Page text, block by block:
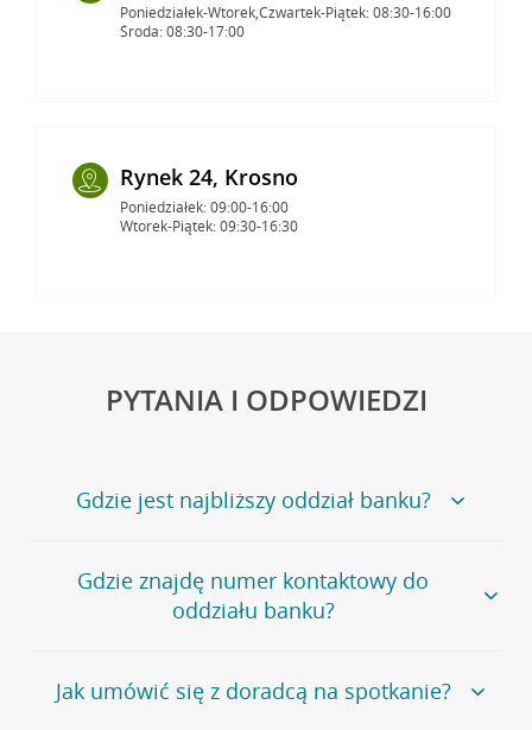
Poniedziałek-Wtorek,Czwartek-Piątek: 08:30-16:00
Środa: 08:30-17:00
Rynek 24, Krosno
Poniedziałek: 09:00-16:00
Wtorek-Piątek: 09:30-16:30
PYTANIA I ODPOWIEDZI
Gdzie jest najbliższy oddział banku?
Jeśli szukasz oddziału naszego banku, zapraszamy na
stronęPlacówki i bankomaty, na której znajduje się
wygodna wyszukiwarka.
oddziałów
Gdzie znajdę numer kontaktowy do
oddziału banku?
Bank Credit Agricole nie udostępnia ogólnego numeru
telefonu do placówki bankowej.
Jak umówić się z doradcą na spotkanie?